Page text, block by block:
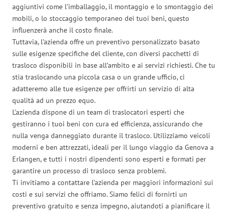
aggiuntivi come l’imballaggio, il montaggio e lo smontaggio dei
mobili, o lo stoccaggio temporaneo dei tuoi beni, questo
influenzerà anche il costo finale.
Tuttavia, l’azienda offre un preventivo personalizzato basato
sulle esigenze specifiche del cliente, con diversi pacchetti di
trasloco disponibili in base all’ambito e ai servizi richiesti. Che tu
stia traslocando una piccola casa o un grande ufficio, ci
adatteremo alle tue esigenze per offrirti un servizio di alta
qualità ad un prezzo equo.
L’azienda dispone di un team di traslocatori esperti che
gestiranno i tuoi beni con cura ed efficienza, assicurando che
nulla venga danneggiato durante il trasloco. Utilizziamo veicoli
moderni e ben attrezzati, ideali per il lungo viaggio da Genova a
Erlangen, e tutti i nostri dipendenti sono esperti e formati per
garantire un processo di trasloco senza problemi.
Ti invitiamo a contattare l’azienda per maggiori informazioni sui
costi e sui servizi che offriamo. Siamo felici di fornirti un
preventivo gratuito e senza impegno, aiutandoti a pianificare il